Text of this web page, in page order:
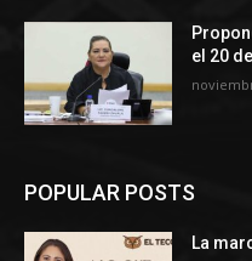
el 20
POPULAR POSTS
La